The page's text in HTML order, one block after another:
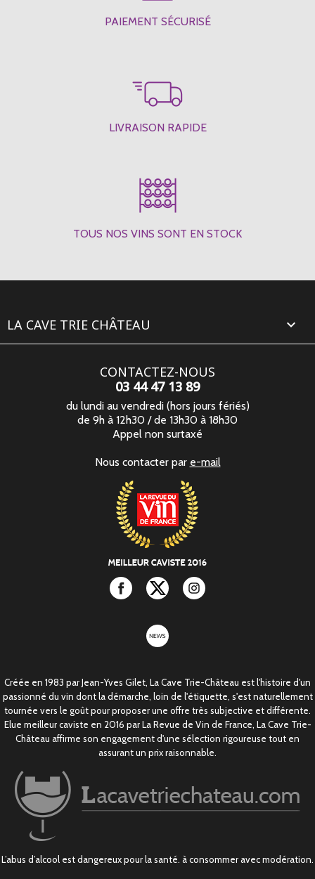
PAIEMENT SÉCURISÉ
LIVRAISON RAPIDE
TOUS NOS VINS SONT EN STOCK
LA CAVE TRIE CHÂTEAU 
CONTACTEZ-NOUS
03 44 47 13 89
du lundi au vendredi (hors jours fériés)
de 9h à 12h30 / de 13h30 à 18h30
Appel non surtaxé
Nous contacter par e-mail
Facebook Twitter
Créée en 1983 par Jean-Yves Gilet, La Cave Trie-Château est l'histoire d'un
passionné du vin dont la démarche, loin de l'étiquette, s'est naturellement
tournée vers le goût pour proposer une offre très subjective et différente.
Elue meilleur caviste en 2016 par La Revue de Vin de France, La Cave Trie-
Château affirme son engagement d'une sélection rigoureuse tout en
assurant un prix raisonnable.
L’abus d’alcool est dangereux pour la santé. à consommer avec modération.